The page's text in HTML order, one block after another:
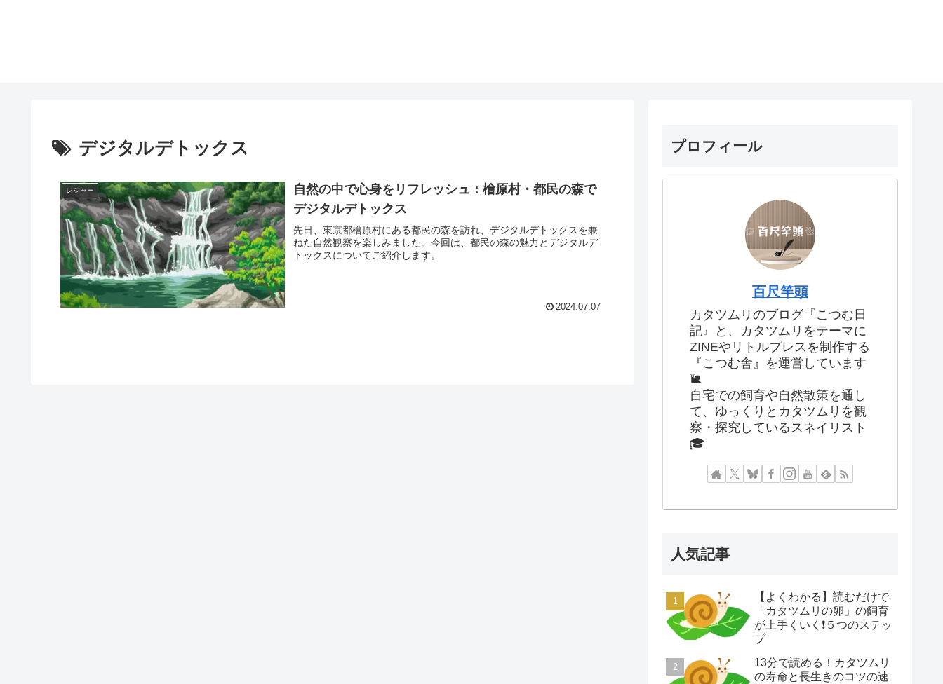
デジタルデトックス
レジャー
自然の中で心身をリフレッシュ：檜原村・都民の森で
デジタルデトックス
先日、東京都檜原村にある都民の森を訪れ、デジタルデトックスを兼
ねた自然観察を楽しみました。今回は、都民の森の魅力とデジタルデ
トックスについてご紹介します。
2024.07.07
プロフィール
百尺竿頭
カタツムリのブログ『こつむ日
記』と、カタツムリをテーマに
ZINEやリトルプレスを制作する
『こつむ舎』を運営しています
🐌
自宅での飼育や自然散策を通し
て、ゆっくりとカタツムリを観
察・探究しているスネイリスト
🎓
人気記事
【よくわかる】読むだけで
「カタツムリの卵」の飼育
が上手くいく❗️５つのステッ
プ
13分で読める！カタツムリ
の寿命と長生きのコツの速